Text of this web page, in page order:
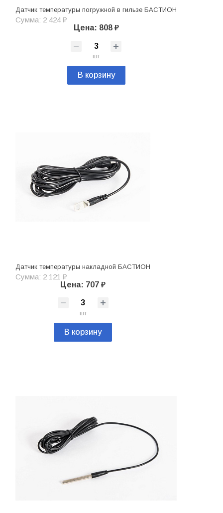
Датчик температуры погружной в гильзе БАСТИОН
Сумма: 2 424 ₽
Цена: 808 ₽
шт
В корзину
Датчик температуры накладной БАСТИОН
Сумма: 2 121 ₽
Цена: 707 ₽
шт
В корзину